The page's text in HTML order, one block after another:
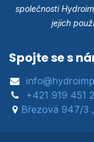
společnosti
jejich
Spojte se s
+421 919 451
Březová 947/3